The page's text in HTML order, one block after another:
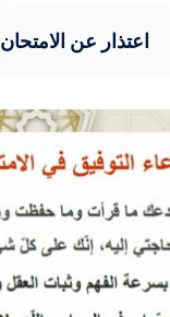
اعتذار عن الامتحان